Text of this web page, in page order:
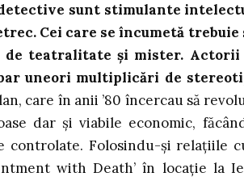
sunt stimulante
Cei care se încumetă
de teatralitate și mister.
uneori multiplicări de
care în anii ’80 încercau să
dar și viabile economic,
controlate. Folosindu-și relațiile
with Death’ în locație la